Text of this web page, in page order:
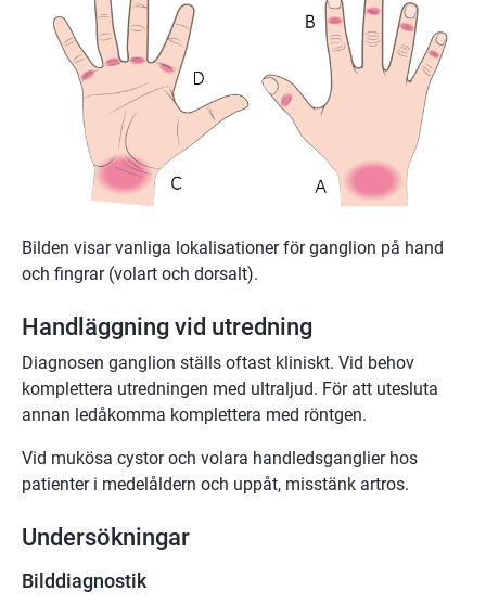
Bilden visar vanliga lokalisationer för ganglion på hand
och fingrar (volart och dorsalt).
Handläggning vid utredning
Diagnosen ganglion ställs oftast kliniskt. Vid behov
komplettera utredningen med ultraljud. För att utesluta
annan ledåkomma komplettera med röntgen.
Vid mukösa cystor och volara handledsganglier hos
patienter i medelåldern och uppåt, misstänk artros.
Undersökningar
Bilddiagnostik